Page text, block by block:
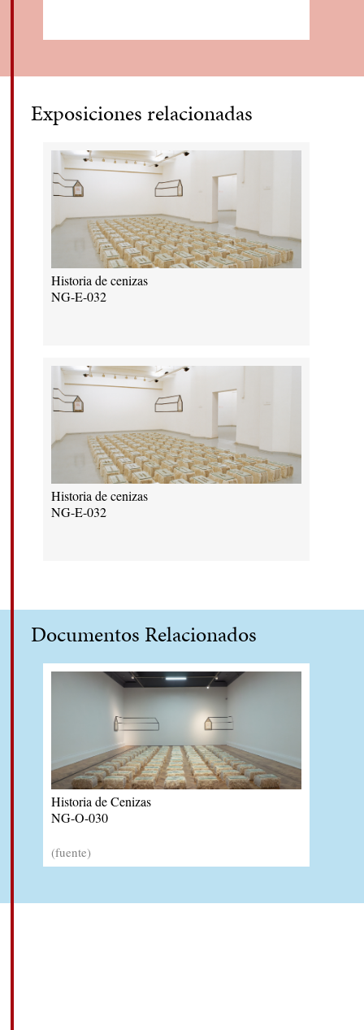
Exposiciones relacionadas
Historia de cenizas
NG-E-032
Historia de cenizas
NG-E-032
Documentos Relacionados
Historia de Cenizas
NG-O-030
(fuente)